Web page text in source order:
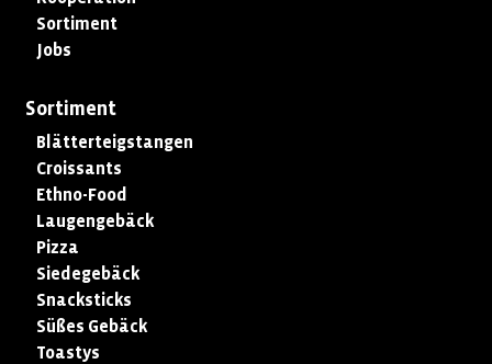
Sortiment
Jobs
Sortiment
Blätterteigstangen
Croissants
Ethno-Food
Laugengebäck
Pizza
Siedegebäck
Snacksticks
Süßes Gebäck
Toastys